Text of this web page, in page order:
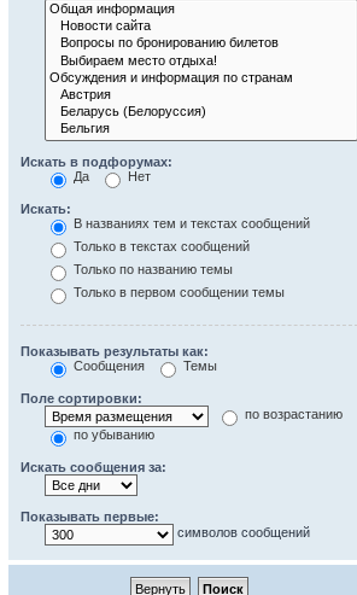
Искать в подфорумах:
Да
Нет
Искать:
В названиях тем и текстах сообщений
Только в текстах сообщений
Только по названию темы
Только в первом сообщении темы
Показывать результаты как:
Сообщения
Темы
Поле сортировки:
по возрастанию
по убыванию
Искать сообщения за:
Показывать первые:
символов сообщений